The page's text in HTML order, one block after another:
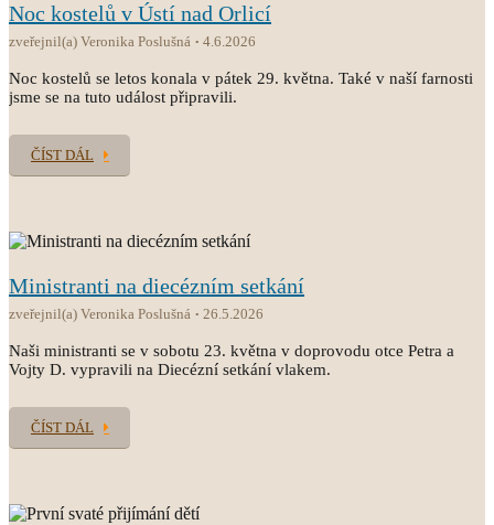
Noc kostelů v Ústí nad Orlicí
zveřejnil(a) Veronika Poslušná 4.6.2026
Noc kostelů se letos konala v pátek 29. května. Také v naší farnosti
jsme se na tuto událost připravili.
ČÍST DÁL
Ministranti na diecézním setkání
zveřejnil(a) Veronika Poslušná 26.5.2026
Naši ministranti se v sobotu 23. května v doprovodu otce Petra a
Vojty D. vypravili na Diecézní setkání vlakem.
ČÍST DÁL